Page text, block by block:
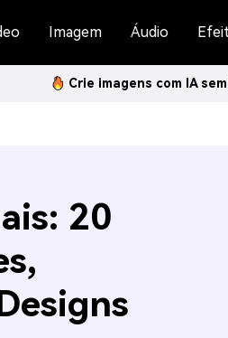
Imagem Áudio
Crie imagens com IA
20